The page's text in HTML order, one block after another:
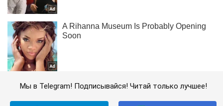
Мы в Telegram! Подписывайся! Читай только лучшее!